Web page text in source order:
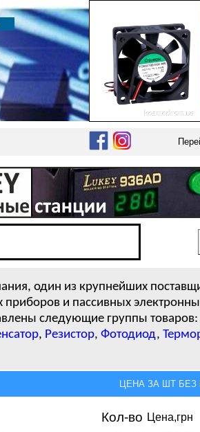
один из крупнейших
и пассивных
следующие группы товаров:
, Резистор, Фотодиод,
ЦЕНА ЗА ШТ БЕЗ
Кол-во Цена,грн